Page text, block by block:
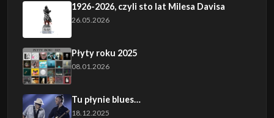
1926-2026, czyli sto lat Milesa Davisa
26.05.2026
Płyty roku 2025
08.01.2026
Tu płynie blues…
18.12.2025